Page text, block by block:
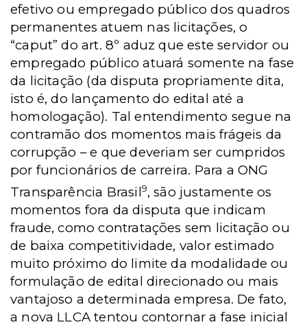
efetivo ou empregado público dos quadros
permanentes atuem nas licitações, o
“caput” do art. 8º aduz que este servidor ou
empregado público atuará somente na fase
da licitação (da disputa propriamente dita,
isto é, do lançamento do edital até a
homologação). Tal entendimento segue na
contramão dos momentos mais frágeis da
corrupção – e que deveriam ser cumpridos
por funcionários de carreira. Para a ONG
Transparência Brasil9, são justamente os
momentos fora da disputa que indicam
fraude, como contratações sem licitação ou
de baixa competitividade, valor estimado
muito próximo do limite da modalidade ou
formulação de edital direcionado ou mais
vantajoso a determinada empresa. De fato,
a nova LLCA tentou contornar a fase inicial